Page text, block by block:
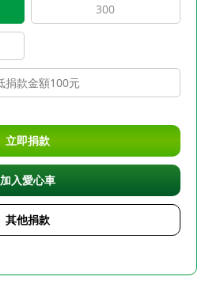
300
立即捐款
加入愛心車
其他捐款